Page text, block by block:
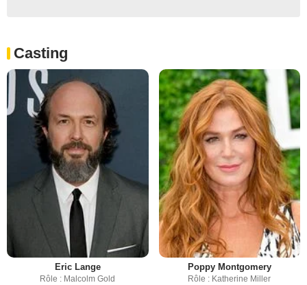
Casting
Eric Lange
Rôle : Malcolm Gold
Poppy Montgomery
Rôle : Katherine Miller